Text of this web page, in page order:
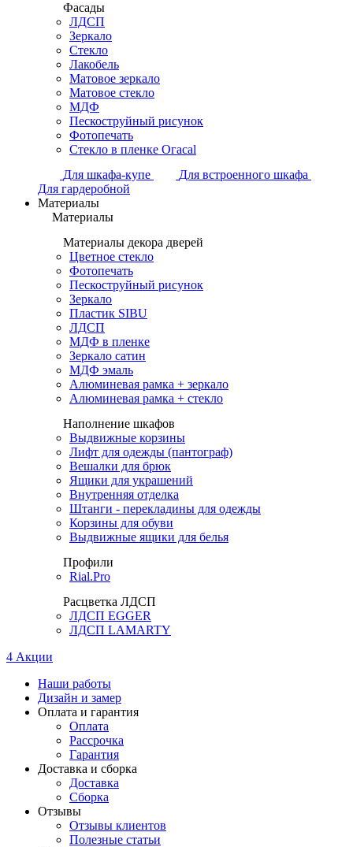
Фасады
ЛДСП
Зеркало
Стекло
Лакобель
Матовое зеркало
Матовое стекло
МДФ
Пескоструйный рисунок
Фотопечать
Стекло в пленке Огасаl
Для шкафа-купе
Для встроенного шкафа
Для гардеробной
Материалы
Материалы
Материалы декора дверей
Цветное стекло
Фотопечать
Пескоструйный рисунок
Зеркало
Пластик SIBU
ЛДСП
МДФ в пленке
Зеркало сатин
МДФ эмаль
Алюминевая рамка + зеркало
Алюминевая рамка + стекло
Наполнение шкафов
Выдвижные корзины
Лифт для одежды (пантограф)
Вешалки для брюк
Ящики для украшений
Внутренняя отделка
Штанги - перекладины для одежды
Корзины для обуви
Выдвижные ящики для белья
Профили
Rial.Pro
Расцветка ЛДСП
ЛДСП EGGER
ЛДСП LAMARTY
4 Акции
Наши работы
Дизайн и замер
Оплата и гарантия
Оплата
Рассрочка
Гарантия
Доставка и сборка
Доставка
Сборка
Отзывы
Отзывы клиентов
Полезные статьи